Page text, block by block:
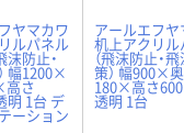
ヤマカワ
ルパネル
沫防止・
幅1200×
さ
明 1台 デ
ーション
アールエフ
机上アクリル
（飛沫防止・
策） 幅900×
180×高さ
透明 1台